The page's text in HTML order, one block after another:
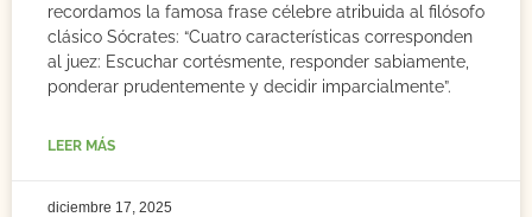
recordamos la famosa frase célebre atribuida al filósofo
clásico Sócrates: “Cuatro características corresponden
al juez: Escuchar cortésmente, responder sabiamente,
ponderar prudentemente y decidir imparcialmente”.
LEER MÁS
diciembre 17, 2025